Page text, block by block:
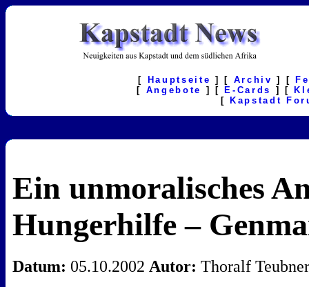
[ Hauptseite ] [ Archiv ] [
[ Angebote ] [ E-Cards ] [
[
Kapstadt
Ein unmoralisches
Hungerhilfe –
Datum: 05.10.2002 Autor: Thoralf